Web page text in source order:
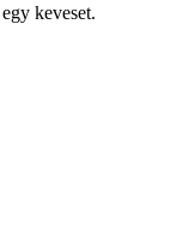
keveset.